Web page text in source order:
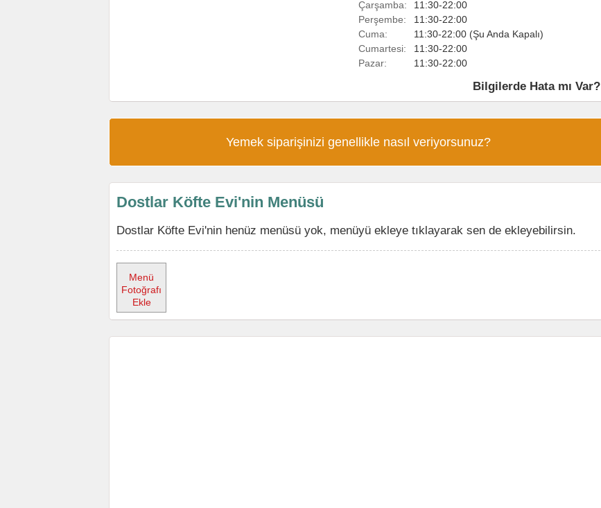
Çarşamba:
11:30-22:00
Perşembe:
11:30-22:00
Cuma:
11:30-22:00 (Şu Anda Kapalı)
Cumartesi:
11:30-22:00
Pazar:
11:30-22:00
Bilgilerde Hata mı Var?
Yemek siparişinizi genellikle nasıl veriyorsunuz?
Dostlar Köfte Evi'nin Menüsü
Dostlar Köfte Evi'nin henüz menüsü yok, menüyü ekleye tıklayarak sen de ekleyebilirsin.
Menü
Fotoğrafı
Ekle